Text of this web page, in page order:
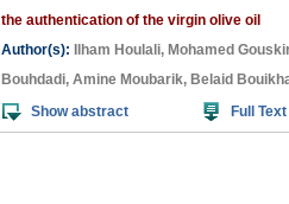
the authentication of the virgin olive oil
Author(s):
Ilham Houlali, Mohamed Gouskir
Bouhdadi, Amine Moubarik, Belaid
Show abstract
Full Text